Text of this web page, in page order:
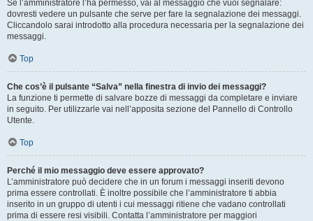
Se l’amministratore l’ha permesso, vai al messaggio che vuoi segnalare:
dovresti vedere un pulsante che serve per fare la segnalazione dei messaggi.
Cliccandolo sarai introdotto alla procedura necessaria per la segnalazione dei
messaggi.
Top
Che cos’è il pulsante “Salva” nella finestra di invio dei messaggi?
La funzione ti permette di salvare bozze di messaggi da completare e inviare
in seguito. Per utilizzarle vai nell’apposita sezione del Pannello di Controllo
Utente.
Top
Perché il mio messaggio deve essere approvato?
L’amministratore può decidere che in un forum i messaggi inseriti devono
prima essere controllati. È inoltre possibile che l’amministratore ti abbia
inserito in un gruppo di utenti i cui messaggi ritiene che vadano controllati
prima di essere resi visibili. Contatta l’amministratore per maggiori